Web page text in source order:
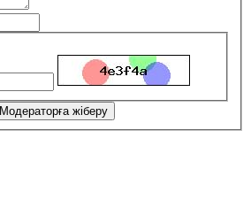
Модераторға жіберу